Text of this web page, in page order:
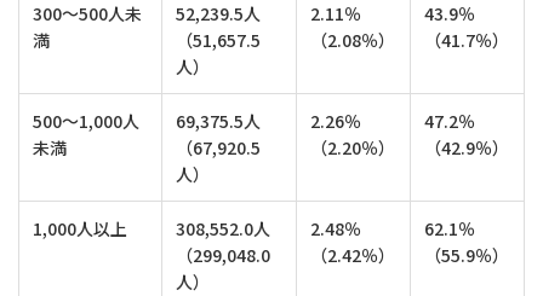
300～500人未
満
52,239.5人
（51,657.5
人）
2.11％
（2.08％）
43.9％
（41.7％）
500～1,000人
未満
69,375.5人
（67,920.5
人）
2.26％
（2.20％）
47.2％
（42.9％）
1,000人以上
308,552.0人
（299,048.0
人）
2.48％
（2.42％）
62.1％
（55.9％）